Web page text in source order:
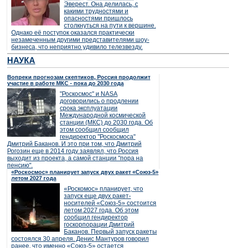
Эверест. Она делилась, с
какими трудностями и
опасностями пришлось
столкнуться на пути к вершине.
Однако её поступок оказался практически
незамеченным другими представителями шоу-
бизнеса, что неприятно удивило телезвезду.
НАУКА
Вопреки прогнозам скептиков, Россия продолжит
участие в работе МКС - пока до 2030 года
"Роскосмос" и NASA
договорились о продлении
срока эксплуатации
Международной космической
станции (МКС) до 2030 года. Об
этом сообщил сообщил
гендиректор "Роскосмоса"
Дмитрий Баканов. И это при том, что Дмитрий
Рогозин еще в 2014 году заявлял, что Россия
выходит из проекта, а самой станции "пора на
пенсию".
«Роскосмос» планирует запуск двух ракет «Союз-5»
летом 2027 года
«Роскомос» планирует, что
запуск еще двух ракет-
носителей «Союз-5» состоится
летом 2027 года. Об этом
сообщил гендиректор
госкорпорации Дмитрий
Баканов. Первый запуск ракеты
состоялся 30 апреля. Денис Мантуров говорил
ранее, что именно «Союз-5» остается